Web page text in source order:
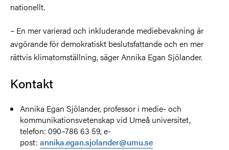
nationellt.
– En mer varierad och inkluderande mediebevakning är
avgörande för demokratiskt beslutsfattande och en mer
rättvis klimatomställning, säger Annika Egan Sjölander.
Kontakt
Annika Egan Sjölander, professor i medie- och
kommunikationsvetenskap vid Umeå universitet,
telefon: 090–786 63 59, e-
post:annika.egan.sjolander@umu.se